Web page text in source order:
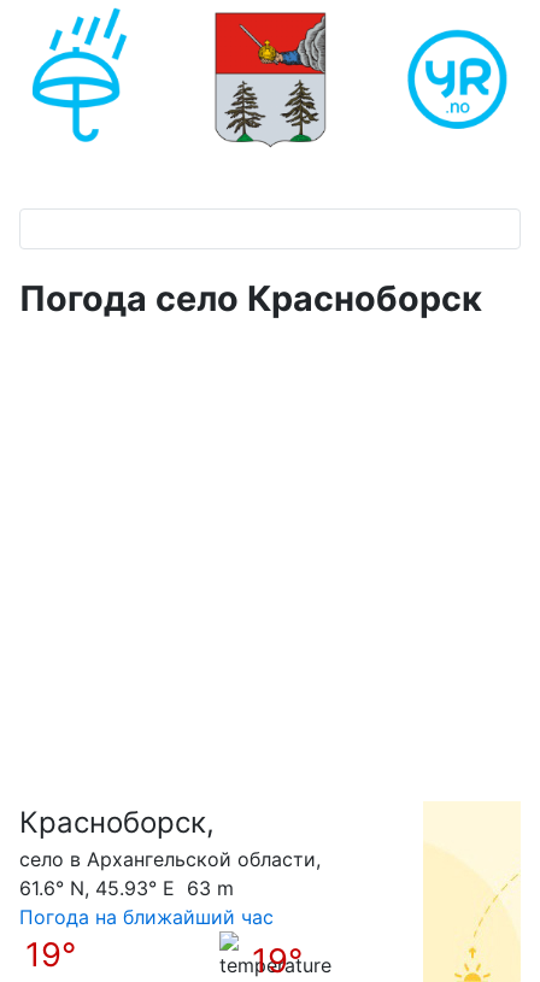
Погода село Красноборск
Красноборск,
село в Архангельской области,
61.6° N, 45.93° E 63 m
Погода на ближайший час
19°
19°